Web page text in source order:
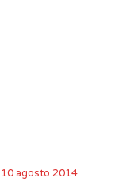
10 agosto 2014